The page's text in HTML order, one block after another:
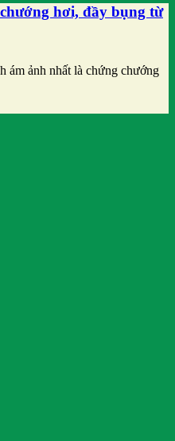
hơi, đầy bụng từ
ám ảnh nhất là chứng chướng